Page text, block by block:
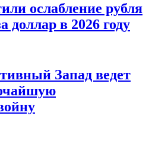
ослабление рубля
доллар в 2026 году
Запад ведет